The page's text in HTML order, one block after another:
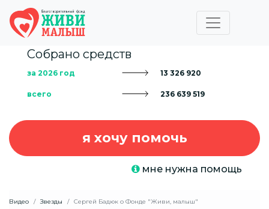
Собрано средств
за 2026 год 13 326 920
всего 236 639 519
я хочу помочь
мне нужна помощь
Видео Звезды Сергей Бадюк о Фонде "Живи, малыш"